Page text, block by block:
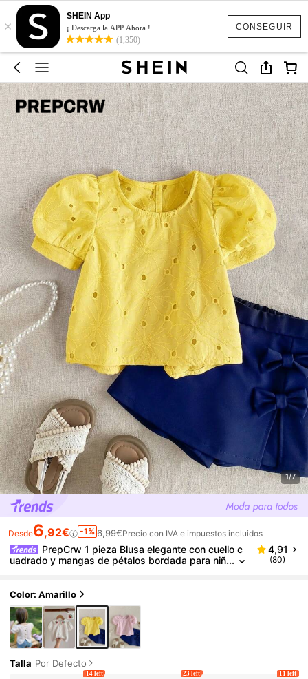
CONSEGUIR
×
SHEIN App
¡ Descarga la APP Ahora !
(1,350)
1/7
Desde6,92€ -1% 6,99€Precio con IVA e impuestos incluidos
PrepCrw 1 pieza Blusa elegante con cuello c
uadrado y mangas de pétalos bordada para niñ
4,91
(80)
Color: Amarillo
Talla Por Defecto
14 left 23 left 11 left